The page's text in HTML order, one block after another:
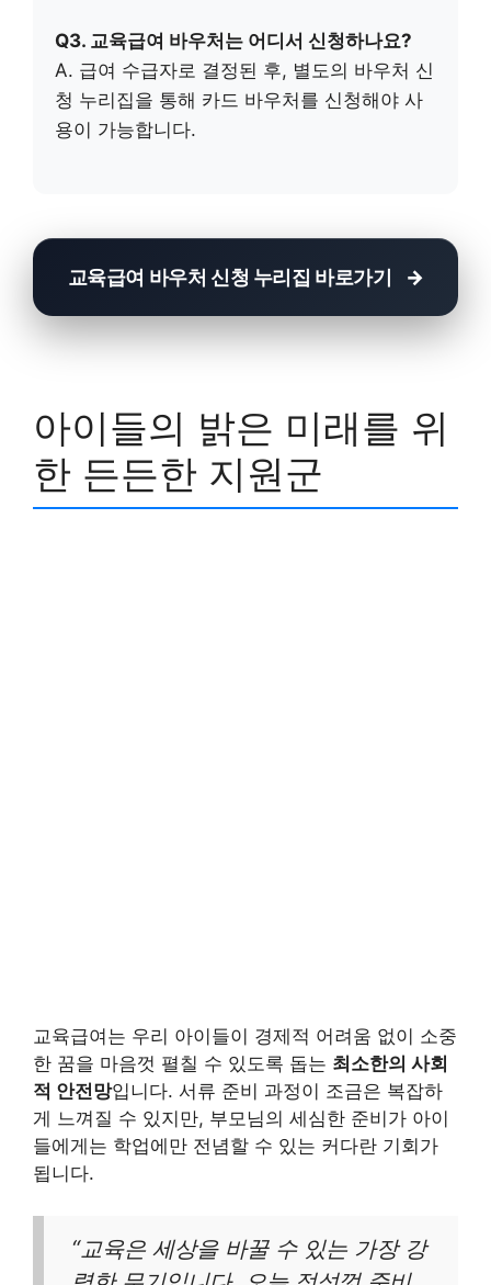
Q3. 교육급여 바우처는 어디서 신청하나요?
A. 급여 수급자로 결정된 후, 별도의 바우처 신
청 누리집을 통해 카드 바우처를 신청해야 사
용이 가능합니다.
교육급여 바우처 신청 누리집 바로가기
아이들의 밝은 미래를 위
한 든든한 지원군
교육급여는 우리 아이들이 경제적 어려움 없이 소중
한 꿈을 마음껏 펼칠 수 있도록 돕는 최소한의 사회
적 안전망입니다. 서류 준비 과정이 조금은 복잡하
게 느껴질 수 있지만, 부모님의 세심한 준비가 아이
들에게는 학업에만 전념할 수 있는 커다란 기회가
됩니다.
“교육은 세상을 바꿀 수 있는 가장 강